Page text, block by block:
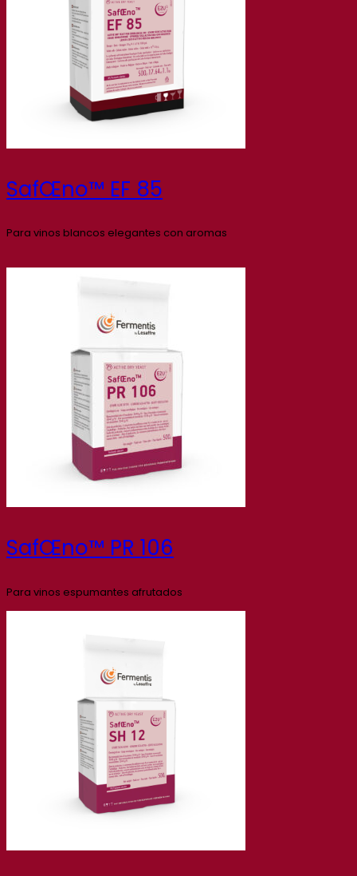
SafŒno™ EF 85
Para vinos blancos elegantes con aromas
SafŒno™ PR 106
Para vinos espumantes afrutados